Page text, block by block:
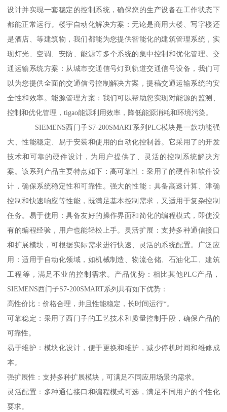
设计并实现一套稳定的控制系统，确保您的生产设备在工作状态下
都能正常运行。楼宇自动化解决方案：无论是商用大楼、写字楼还
是酒店、等建筑物，我们都能为您提供智能化的建筑管理系统，实
现灯光、空调、安防、能源等多个系统的集中控制和优化管理。交
通运输系统方案：从城市交通信号灯到轨道交通信号设备，我们可
以为您提供全面的交通信号控制解决方案，提稿交通运输系统的安
全性和效率。能源管理方案：我们可以帮助您实现对能源的监测、
控制和优化管理，tigao能源利用效率，降低能源消耗和环境污染。
SIEMENS西门子S7-200SMART系列PLC模块是一款功能强
大、性能稳定、易于安装和使用的自动化控制器。它采用了的开发
技术和可靠的硬件设计，为用户提供了、灵活的控制系统解决方
案。该系列产品主要特点如下：高可靠性：采用了的硬件和软件设
计，确保系统稳定性和可靠性。强大的性能：具备高速计算、津确
控制和快速响应等性能，既满足基本控制需求，又适用于复杂控制
任务。易于使用：具备友好的操作界面和简化的编程模式，即使没
有的编程经验，用户也能轻松上手。灵活扩展：支持多种通信接口
和扩展模块，可根据实际需求进行快速、灵活的系统配置。广泛应
用：适用于自动化领域，如机械制造、物流仓储、石油化工、建筑
工程等，满足不业的控制需求。产品优势：相比其他PLC产品，
SIEMENS西门子S7-200SMART系列具有如下优势：
高性价比：价格合理，并且性能稳定，长时间运行*。
可靠稳定：采用了西门子的工艺技术和质量控制手段，确保产品的
可靠性。
易于维护：模块化设计，便于更换和维护，减少停机时间和维修成
本。
强扩展性：支持多种扩展模块，可满足不同应用场景的需求。
灵活配置：多种通信接口和编程模式可选，满足不同用户的个性化
要求。